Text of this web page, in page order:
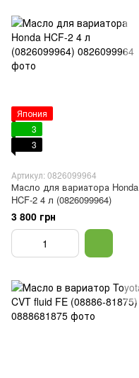
Япония
3
3
Артикул: 0826099964
Масло для вариатора Honda
HCF-2 4 л (0826099964)
3 800 грн